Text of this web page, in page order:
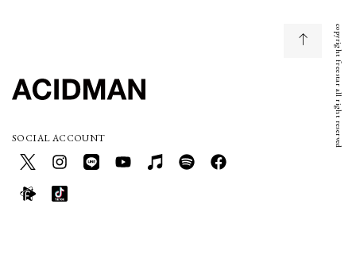
SOCIAL ACCOUNT copyright freestar all right reserved